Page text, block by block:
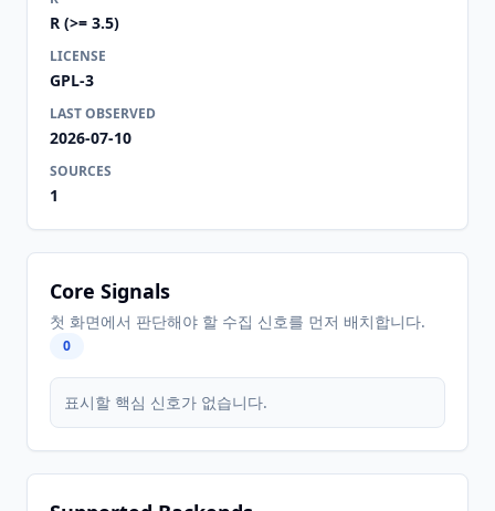
R (>= 3.5)
LICENSE
GPL-3
LAST OBSERVED
2026-07-10
SOURCES
1
Core Signals
첫 화면에서 판단해야 할 수집 신호를 먼저 배치합니다.
0
표시할 핵심 신호가 없습니다.